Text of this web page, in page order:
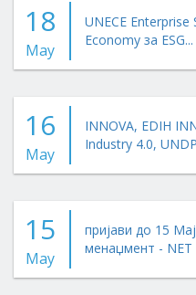
18
May
UNECE
Economy за ESG...
16
May
INNOVA, EDIH
Industry 4.0,
15
May
пријави до 15
менаџмент - NET